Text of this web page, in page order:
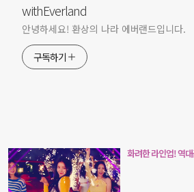
withEverland
안녕하세요! 환상의 나라 에버랜드입니다.
구독하기
화려한 라인업! 역